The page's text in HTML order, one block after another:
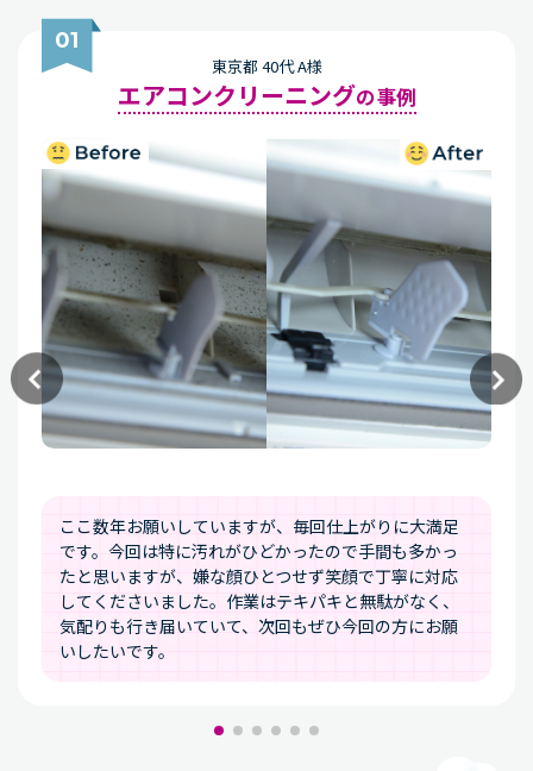
浴室クリーニングを業者に依頼し悩みを解決した事例
お風呂掃除の頻度はどれくらいがおすすめ？
洗濯機クリーニング
頼んだきっかけランキング
洗濯物の臭いが気になるようになったか
ら
買ってから1度も掃除していなかったから
洗濯機の乾燥機能で洗濯物が乾かなくなって
きたから
頼んだきっかけランキング
自分では掃除できないから
レンジフードを一度も掃除していなかったか
匂いがこもるようになってきたから
01
東京都 40代 A様
エアコンクリーニングの事例
ここ数年お願いしていますが、毎回仕上がりに大満足
です。今回は特に汚れがひどかったので手間も多かっ
たと思いますが、嫌な顔ひとつせず笑顔で丁寧に対応
してくださいました。作業はテキパキと無駄がなく、
気配りも行き届いていて、次回もぜひ今回の方にお願
いしたいです。